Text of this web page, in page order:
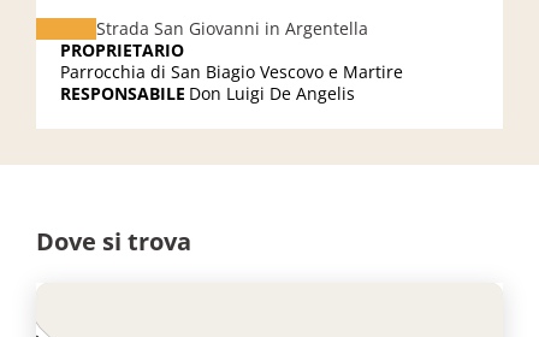
Strada San Giovanni in Argentella
PROPRIETARIO
Parrocchia di San Biagio Vescovo e Martire
RESPONSABILE Don Luigi De Angelis
Dove si trova